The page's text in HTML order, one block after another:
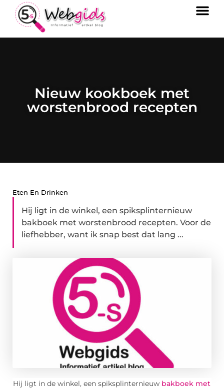
Nieuw kookboek met
worstenbrood recepten
Eten En Drinken
Hij ligt in de winkel, een spiksplinternieuw
bakboek met worstenbrood recepten. Voor de
liefhebber, want ik snap best dat lang ...
Hij ligt in de winkel, een spiksplinternieuw bakboek met